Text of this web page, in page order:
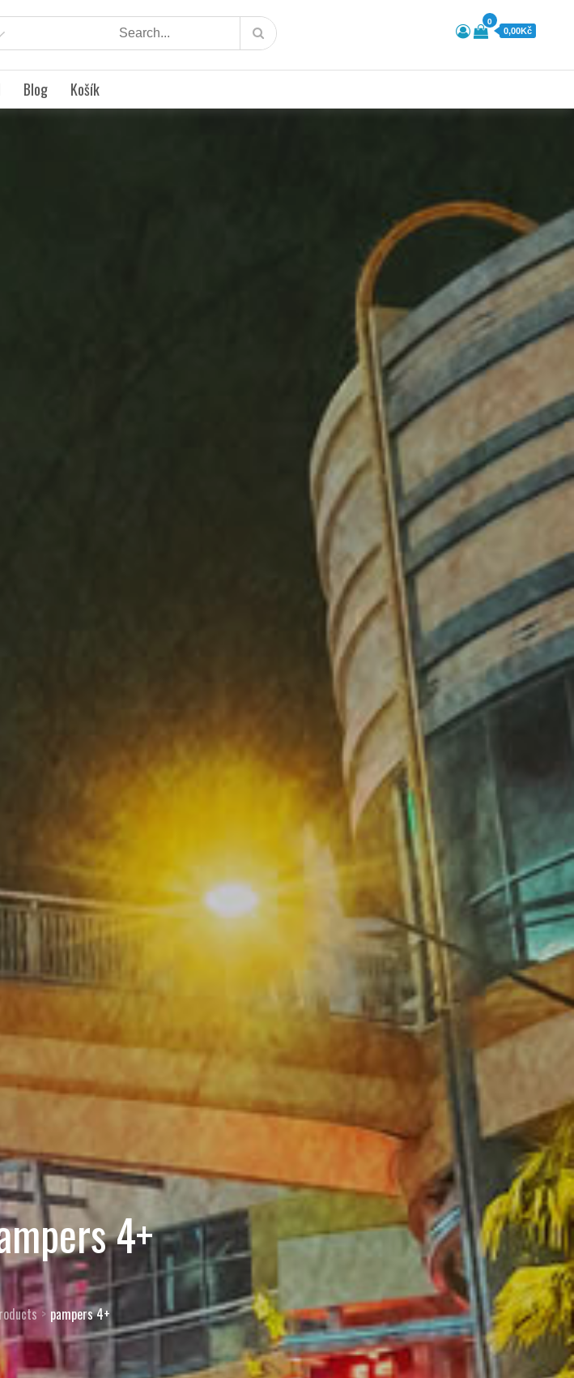
0
0,00Kč
Blog Košík
4+
pampers 4+